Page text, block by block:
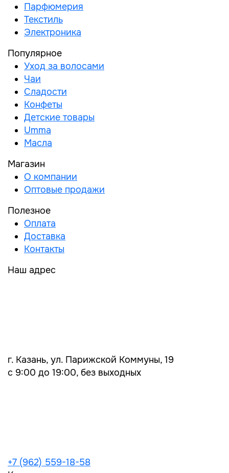
Парфюмерия
Текстиль
Электроника
Популярное
Уход за волосами
Чаи
Сладости
Конфеты
Детские товары
Umma
Масла
Магазин
О компании
Оптовые продажи
Полезное
Оплата
Доставка
Контакты
Наш адрес
г. Казань, ул. Парижской Коммуны, 19
с 9:00 до 19:00, без выходных
+7 (962) 559-18-58